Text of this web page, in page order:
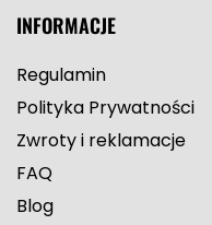
INFORMACJE
Regulamin
Polityka Prywatności
Zwroty i reklamacje
FAQ
Blog